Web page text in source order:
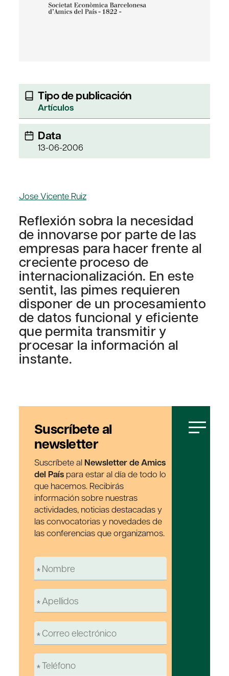
Tipo de publicación
Artículos
Data
13-06-2006
Jose Vicente Ruiz
Reflexión sobra la necesidad
de innovarse por parte de las
empresas para hacer frente al
creciente proceso de
internacionalización. En este
sentit, las pimes requieren
disponer de un procesamiento
de datos funcional y eficiente
que permita transmitir y
procesar la información al
instante.
Suscríbete al
newsletter
Suscríbete al Newsletter de Amics
del País para estar al día de todo lo
que hacemos. Recibirás
información sobre nuestras
actividades, noticias destacadas y
las convocatorias y novedades de
las conferencias que organizamos.